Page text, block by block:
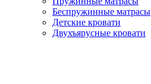
Беспружинные матрасы
Детские кровати
Двухъярусные кровати